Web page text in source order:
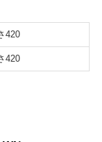
420
420